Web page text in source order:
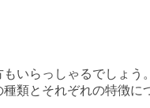
いらっしゃるでしょ
類とそれぞれの特徴に